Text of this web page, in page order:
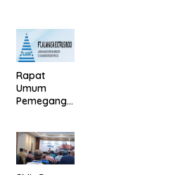
Rapat
Umum
Pemegang
Alakasa
Industrindo
Tbk 2026